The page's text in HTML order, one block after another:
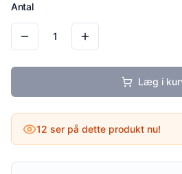
Antal
1
Læg i
12 ser på dette produkt nu!